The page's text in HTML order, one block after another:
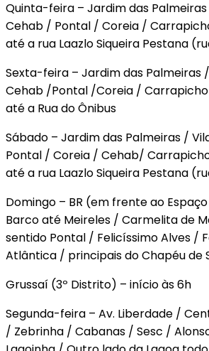
Quinta-feira – Jardim das
Cehab / Pontal / Coreia /
até a rua Laazlo Siqueira Pestana
Sexta-feira – Jardim das Palmeiras
Cehab /Pontal /Coreia /
até a Rua do Ônibus
Sábado – Jardim das Palmeiras /
Pontal / Coreia / Cehab/
até a rua Laazlo Siqueira Pestana
Domingo – BR (em frente ao
Barco até Meireles / Carmelita de
sentido Pontal / Felicíssimo Alves /
Atlântica / principais do Chapéu de
Grussaí (3º Distrito) – início às 6h
Segunda-feira – Av. Liberdade /
/ Zebrinha / Cabanas / Sesc /